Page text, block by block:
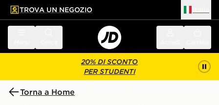
principale
a fondo pagina
TROVA UN NEGOZIO
20% DI SCONTO
PER STUDENTI
Torna a Home